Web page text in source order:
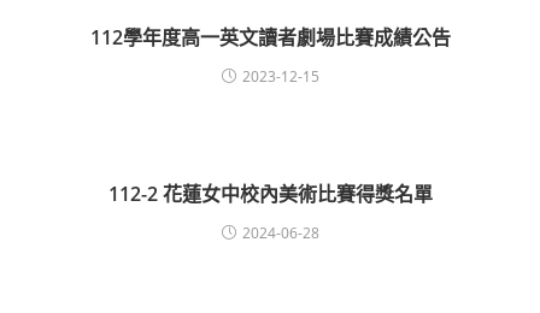
112學年度高一英文讀者劇場比賽成績公告
2023-12-15
112-2 花蓮女中校內美術比賽得獎名單
2024-06-28